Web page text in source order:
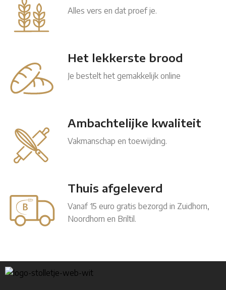
Alles vers en dat proef je.
Het lekkerste brood
Je bestelt het gemakkelijk online
Ambachtelijke kwaliteit
Vakmanschap en toewijding.
Thuis afgeleverd
Vanaf 15 euro gratis bezorgd in Zuidhorn,
Noordhorn en Briltil.